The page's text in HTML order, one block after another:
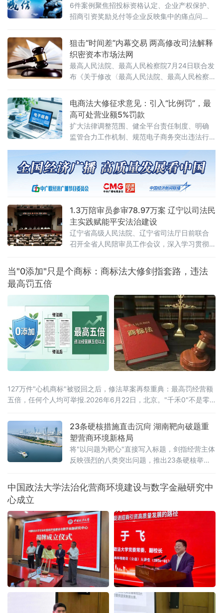
6件案例聚焦招投标资格认定、企业产权保护、
招商引资奖励兑付等企业反映集中的痛点问
不当行为“亮剑”，为纵深推进全国统一大市场建
设提供了坚实的法治保障。数据显示，2026年1
至6月，全国各级行政复议机构依法履行监督职
狙击“时间差”内幕交易 两高修改司法解释
织密资本市场法网
最高人民法院、最高人民检察院7月24日联合发
布《关于修改〈最高人民法院、最高人民检察
具体应用法律若干问题的解释〉的决定》（法
释〔2026〕13号）。修改决定已分别经最高人
民法院审判委员会第1961次会议、最高人民检
察院第十四届检察委员会第七十五次会议通
过，自2026年7月27日起施行。此次修改距
2012年《关于办理内幕交易、泄
电商法大修征求意见：引入“比例罚”，最
高可处营业额5%罚款
扩大法律调整范围、健全平台责任制度、明确
监管合力工作机制、规范电子商务突出违法行
1.3万陪审员参审78.97万案 辽宁以司法民
主实践赋能平安法治建设
辽宁省高级人民法院、辽宁省司法厅日前联合
召开全省人民陪审员工作会议，深入学习贯彻
要求，系统梳理人民陪审员制度落地实施以来
的实践成效，研判当前工作推进中的重点问
作的高质量发展，为更高水平平安辽宁、法治
辽宁建设注入坚实的司法民主动能。会议第一
时间传达了辽宁省委常委、政法委书记郑艺对
全省人
当"0添加"只是个商标：商标法大修剑指套路，违法
最高罚五倍
127万件"心机商标"被驳回之后，修法草案再祭重典：最高罚经营额
五倍，任何个人均可举报.2026年6月22日，北京。"千禾0"不是零
些让消费者频频踩坑的文字不过是一个注册商标，而非产品承诺
时，法律终于要动手了。6月22日，全国人大常委会法工委披露，商
标法修订草案二次审议稿将提请6月23日开幕的十四
23条硬核措施直击沉疴 湖南靶向破题重
塑营商环境新格局
将"以问题为靶心"直接写入标题，剑指经营主体
反映强烈的八类突出问题，推出23条硬核举
向全省营商环境的堵点痛点发起集中攻坚。精
准聚焦：八大领域，靶向施策与以往温和表述
中国政法大学法治化营商环境建设与数字金融研究中
心成立